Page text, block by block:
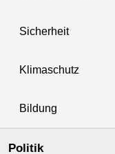
Sicherheit
Klimaschutz
Bildung
Politik